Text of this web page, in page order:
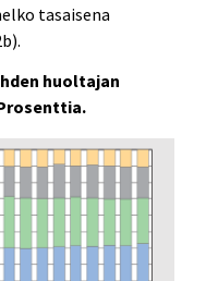
tasaisena
huoltajan